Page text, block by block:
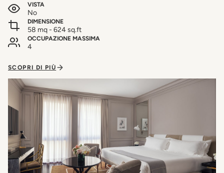
VISTA
No
DIMENSIONE
58 mq - 624 sq.ft
OCCUPAZIONE MASSIMA
4
SCOPRI DI PIÙ